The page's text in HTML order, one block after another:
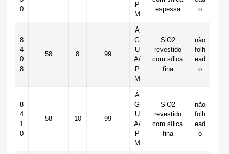
0
P
M
espessa
o
8
4
0
8
58 8 99
Á
G
U
A/
P
M
SiO2
revestido
com sílica
fina
não
folh
ead
o
8
4
1
0
58 10 99
Á
G
U
A/
P
M
SiO2
revestido
com sílica
fina
não
folh
ead
o